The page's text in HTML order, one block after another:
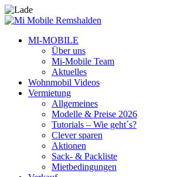
MI-MOBILE
Über uns
Mi-Mobile Team
Aktuelles
Wohnmobil Videos
Vermietung
Allgemeines
Modelle & Preise 2026
Tutorials – Wie geht´s?
Clever sparen
Aktionen
Sack- & Packliste
Mietbedingungen